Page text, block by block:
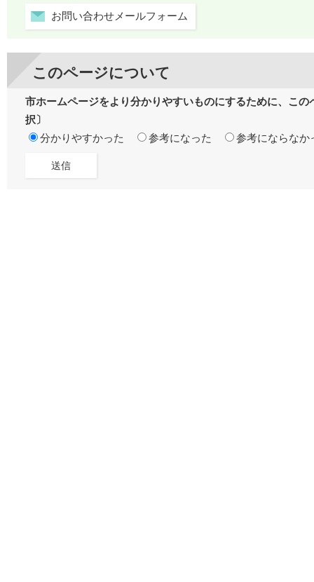
お問い合わせメールフォーム
このページについて
市ホームページをより分かりやすいものにするために、こ
択〕
分かりやすかった
参考になった 参考にならなか